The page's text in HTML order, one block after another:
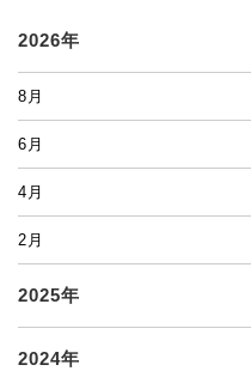
2026年
8月
6月
4月
2月
2025年
2024年